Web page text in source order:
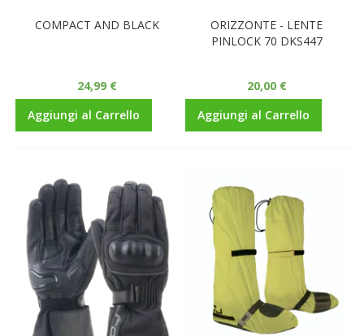
COMPACT AND BLACK
24,99 €
Aggiungi al Carrello
ORIZZONTE - LENTE
PINLOCK 70 DKS447
20,00 €
Aggiungi al Carrello